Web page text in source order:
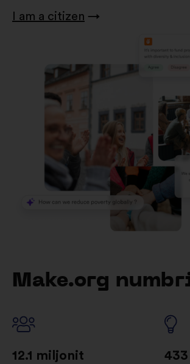
I am a citizen →
Make.org
12.1 miljonit 433